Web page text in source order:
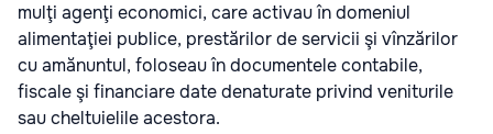
mulţi agenţi economici, care activau în domeniul
alimentaţiei publice, prestărilor de servicii şi vînzărilor
cu amănuntul, foloseau în documentele contabile,
fiscale şi financiare date denaturate privind veniturile
sau cheltuielile acestora.